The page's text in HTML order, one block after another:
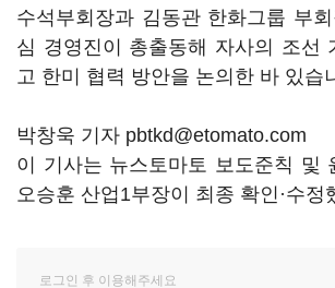
수석부회장과 김동관 한화그룹 부
심 경영진이 총출동해 자사의 조선
고 한미 협력 방안을 논의한 바 있습
박창욱 기자 pbtkd@etomato.com
이 기사는 뉴스토마토 보도준칙 및
오승훈 산업1부장이 최종 확인·수정